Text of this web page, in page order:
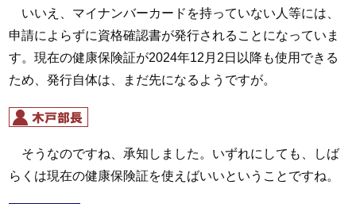
いいえ、マイナンバーカードを持っていない人等には、
申請によらずに資格確認書が発行されることになっていま
す。現在の健康保険証が2024年12月2日以降も使用できる
ため、発行自体は、まだ先になるようですが。
そうなのですね、承知しました。いずれにしても、しば
らくは現在の健康保険証を使えばいいということですね。